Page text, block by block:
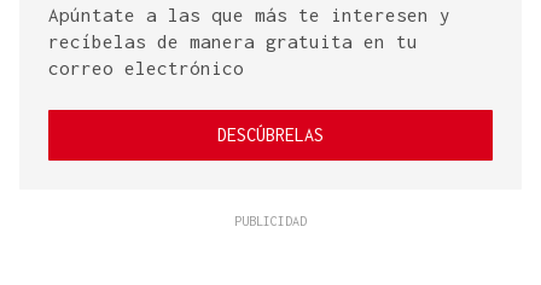
Apúntate a las que más te interesen y
recíbelas de manera gratuita en tu
correo electrónico
DESCÚBRELAS